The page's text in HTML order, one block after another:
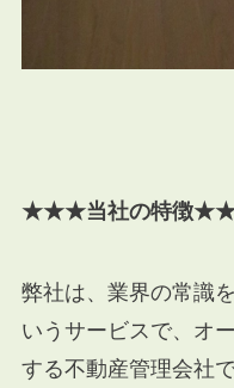
★★★当社の特徴
弊社は、業界の常識
いうサービスで、オ
する不動産管理会社